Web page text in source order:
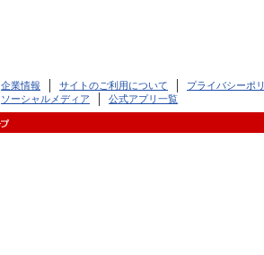
企業情報 サイトのご利用について
プライバシーポ
ソーシャルメディア
公式アプリ一覧